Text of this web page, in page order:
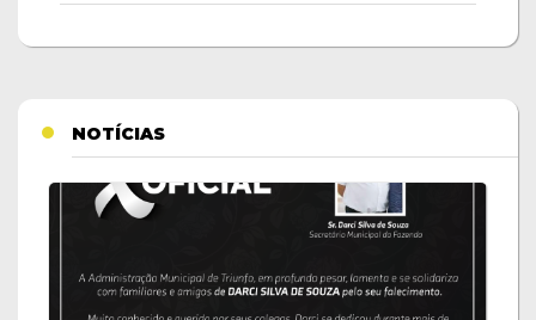
NOTÍCIAS